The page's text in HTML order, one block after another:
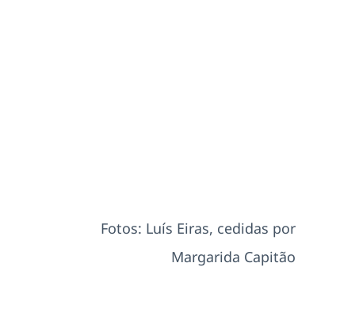
Fotos: Luís Eiras, cedidas por
Margarida Capitão